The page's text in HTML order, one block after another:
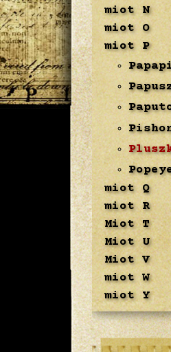
miot N
miot O
miot P
miot Q
miot R
Miot T
Miot U
Miot V
miot W
miot Y